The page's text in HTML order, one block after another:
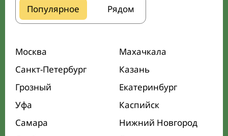
Популярное Рядом
Москва
Махачкала
Санкт-Петербург
Казань
Грозный
Екатеринбург
Уфа
Каспийск
Самара
Нижний Новгород